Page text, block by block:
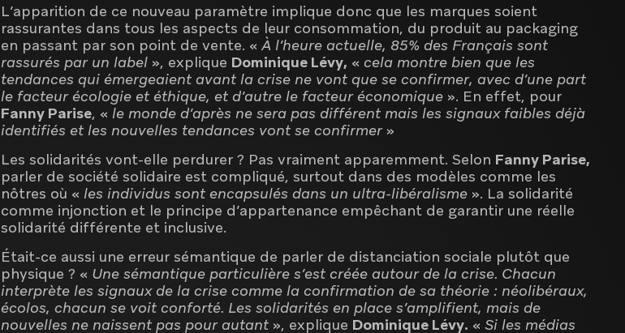
L’apparition de ce nouveau paramètre implique donc que les marques soient
rassurantes dans tous les aspects de leur consommation, du produit au packaging
en passant par son point de vente. « À l’heure actuelle, 85% des Français sont
rassurés par un label », explique Dominique Lévy, « cela montre bien que les
tendances qui émergeaient avant la crise ne vont que se confirmer, avec d’une part
le facteur écologie et éthique, et d’autre le facteur économique ». En effet, pour
Fanny Parise, « le monde d’après ne sera pas différent mais les signaux faibles déjà
identifiés et les nouvelles tendances vont se confirmer»
Les solidarités vont-elle perdurer ? Pas vraiment apparemment. Selon Fanny Parise,
parler de société solidaire est compliqué, surtout dans des modèles comme les
nôtres où « les individus sont encapsulés dans un ultra-libéralisme ». La solidarité
comme injonction et le principe d’appartenance empêchant de garantir une réelle
solidarité différente et inclusive.
Était-ce aussi une erreur sémantique de parler de distanciation sociale plutôt que
physique ? « Une sémantique particulière s’est créée autour de la crise. Chacun
interprète les signaux de la crise comme la confirmation de sa théorie : néolibéraux,
écolos, chacun se voit conforté. Les solidarités en place s’amplifient, mais de
nouvelles ne naissent pas pour autant », explique Dominique Lévy. « Si les médias